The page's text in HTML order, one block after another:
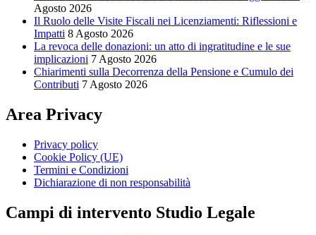
Agosto 2026
Il Ruolo delle Visite Fiscali nei Licenziamenti: Riflessioni e
Impatti 8 Agosto 2026
La revoca delle donazioni: un atto di ingratitudine e le sue
implicazioni 7 Agosto 2026
Chiarimenti sulla Decorrenza della Pensione e Cumulo dei
Contributi 7 Agosto 2026
Area Privacy
Privacy policy
Cookie Policy (UE)
Termini e Condizioni
Dichiarazione di non responsabilità
Campi di intervento Studio Legale